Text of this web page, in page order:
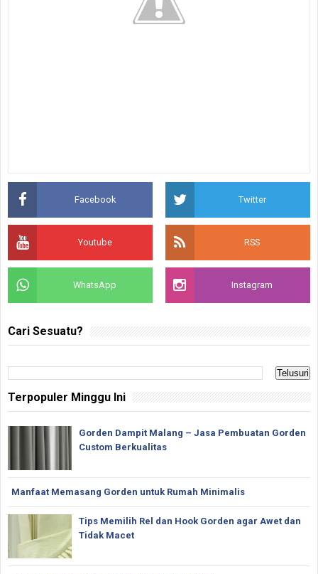
Facebook Twitter
Youtube RSS
WhatsApp Instagram
Cari Sesuatu?
Terpopuler Minggu Ini
Gorden Dampit Malang – Jasa Pembuatan Gorden
Custom Berkualitas
Manfaat Memasang Gorden untuk Rumah Minimalis
Tips Memilih Rel dan Hook Gorden agar Awet dan
Tidak Macet